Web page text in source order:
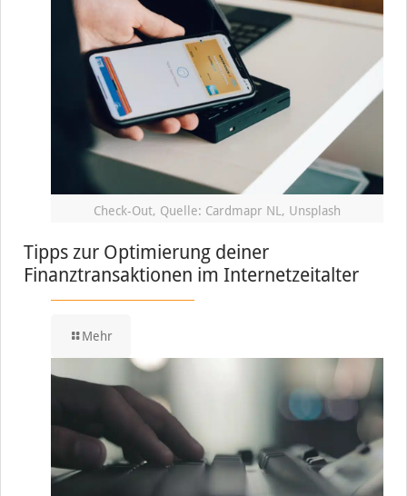
Check-Out, Quelle: Cardmapr NL, Unsplash
Tipps zur Optimierung deiner
Finanztransaktionen im Internetzeitalter
Mehr